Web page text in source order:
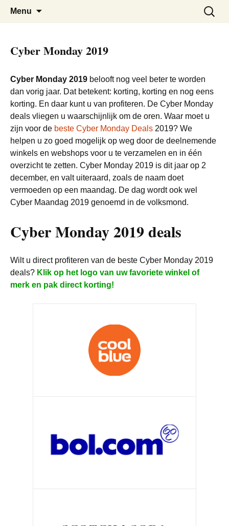
Cyber Monday Nederland
De beste Nederlandse Cyber Monday
Deals bij elkaar
Menu
Zoeken
naar:
Cyber Monday 2019
Cyber Monday 2019 belooft nog veel beter te worden
dan vorig jaar. Dat betekent: korting, korting en nog eens
korting. En daar kunt u van profiteren. De Cyber Monday
deals vliegen u waarschijnlijk om de oren. Waar moet u
zijn voor de beste Cyber Monday Deals 2019? We
helpen u zo goed mogelijk op weg door de deelnemende
winkels en webshops voor u te verzamelen en in één
overzicht te zetten. Cyber Monday 2019 is dit jaar op 2
december, en valt uiteraard, zoals de naam doet
vermoeden op een maandag. De dag wordt ook wel
Cyber Maandag 2019 genoemd in de volksmond.
Cyber Monday 2019 deals
Wilt u direct profiteren van de beste Cyber Monday 2019
deals? Klik op het logo van uw favoriete winkel of
merk en pak direct korting!